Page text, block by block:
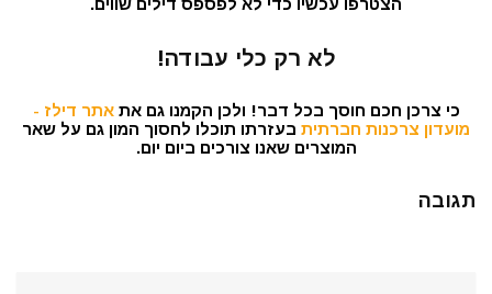
הצטרפו עכשיו כדי לא לפספס דילים שווים.
לא רק כלי עבודה!
כי צרכן חכם חוסך בכל דבר! ולכן הקמנו גם אתאתר דילז -
מועדון צרכנות חברתית בעזרתו תוכלו לחסוך המון גם על שאר
המוצרים שאנו צורכים ביום יום.
תגובה